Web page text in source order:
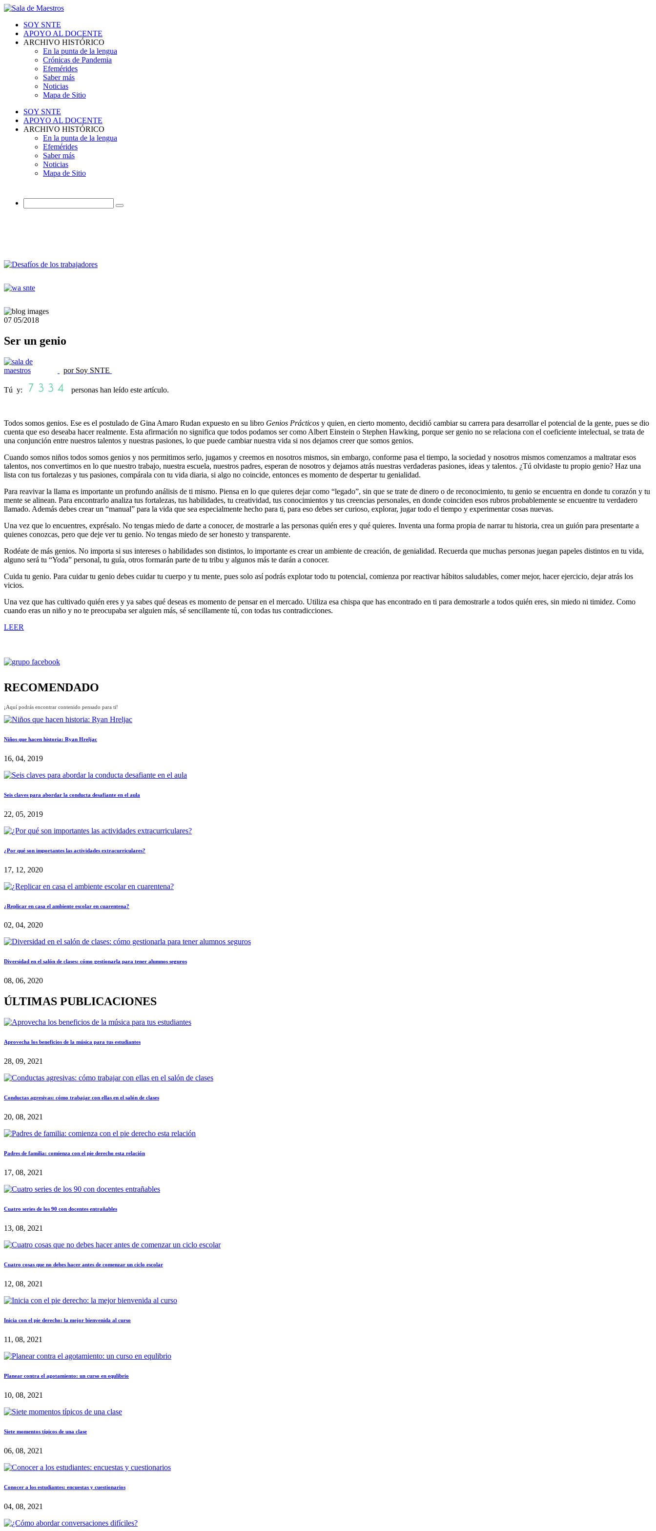
SOY SNTE
APOYO AL DOCENTE
ARCHIVO HISTÓRICO
En la punta de la lengua
Crónicas de Pandemia
Efemérides
Saber más
Noticias
Mapa de Sitio
SOY SNTE
APOYO AL DOCENTE
ARCHIVO HISTÓRICO
En la punta de la lengua
Efemérides
Saber más
Noticias
Mapa de Sitio
07 05/2018
Ser un genio
por Soy SNTE
Tú y: personas han leído este artículo.
Todos somos genios. Ese es el postulado de Gina Amaro Rudan expuesto en su libro Genios Prácticos y quien, en cierto momento, decidió cambiar su carrera para desarrollar el potencial de la gente, pues se dio
cuenta que eso deseaba hacer realmente. Esta afirmación no significa que todos podamos ser como Albert Einstein o Stephen Hawking, porque ser genio no se relaciona con el coeficiente intelectual, se trata de
una conjunción entre nuestros talentos y nuestras pasiones, lo que puede cambiar nuestra vida si nos dejamos creer que somos genios.
Cuando somos niños todos somos genios y nos permitimos serlo, jugamos y creemos en nosotros mismos, sin embargo, conforme pasa el tiempo, la sociedad y nosotros mismos comenzamos a maltratar esos
talentos, nos convertimos en lo que nuestro trabajo, nuestra escuela, nuestros padres, esperan de nosotros y dejamos atrás nuestras verdaderas pasiones, ideas y talentos. ¿Tú olvidaste tu propio genio? Haz una
lista con tus fortalezas y tus pasiones, compárala con tu vida diaria, si algo no coincide, entonces es momento de despertar tu genialidad.
Para reavivar la llama es importante un profundo análisis de ti mismo. Piensa en lo que quieres dejar como “legado”, sin que se trate de dinero o de reconocimiento, tu genio se encuentra en donde tu corazón y tu
mente se alinean. Para encontrarlo analiza tus fortalezas, tus habilidades, tu creatividad, tus conocimientos y tus creencias personales, en donde coinciden esos rubros probablemente se encuentre tu verdadero
llamado. Además debes crear un “manual” para la vida que sea especialmente hecho para ti, para eso debes ser curioso, explorar, jugar todo el tiempo y experimentar cosas nuevas.
Una vez que lo encuentres, exprésalo. No tengas miedo de darte a conocer, de mostrarle a las personas quién eres y qué quieres. Inventa una forma propia de narrar tu historia, crea un guión para presentarte a
quienes conozcas, pero que deje ver tu genio. No tengas miedo de ser honesto y transparente.
Rodéate de más genios. No importa si sus intereses o habilidades son distintos, lo importante es crear un ambiente de creación, de genialidad. Recuerda que muchas personas juegan papeles distintos en tu vida,
alguno será tu “Yoda” personal, tu guía, otros formarán parte de tu tribu y algunos más te darán a conocer.
Cuida tu genio. Para cuidar tu genio debes cuidar tu cuerpo y tu mente, pues solo así podrás explotar todo tu potencial, comienza por reactivar hábitos saludables, comer mejor, hacer ejercicio, dejar atrás los
vicios.
Una vez que has cultivado quién eres y ya sabes qué deseas es momento de pensar en el mercado. Utiliza esa chispa que has encontrado en ti para demostrarle a todos quién eres, sin miedo ni timidez. Como
cuando eras un niño y no te preocupaba ser alguien más, sé sencillamente tú, con todas tus contradicciones.
LEER
RECOMENDADO
¡Aquí podrás encontrar contenido pensado para ti!
Niños que hacen historia: Ryan Hreljac
16, 04, 2019
Seis claves para abordar la conducta desafiante en el aula
22, 05, 2019
¿Por qué son importantes las actividades extracurriculares?
17, 12, 2020
¿Replicar en casa el ambiente escolar en cuarentena?
02, 04, 2020
Diversidad en el salón de clases: cómo gestionarla para tener alumnos seguros
08, 06, 2020
ÚLTIMAS PUBLICACIONES
Aprovecha los beneficios de la música para tus estudiantes
28, 09, 2021
Conductas agresivas: cómo trabajar con ellas en el salón de clases
20, 08, 2021
Padres de familia: comienza con el pie derecho esta relación
17, 08, 2021
Cuatro series de los 90 con docentes entrañables
13, 08, 2021
Cuatro cosas que no debes hacer antes de comenzar un ciclo escolar
12, 08, 2021
Inicia con el pie derecho: la mejor bienvenida al curso
11, 08, 2021
Planear contra el agotamiento: un curso en equlibrio
10, 08, 2021
Siete momentos típicos de una clase
06, 08, 2021
Conocer a los estudiantes: encuestas y cuestionarios
04, 08, 2021